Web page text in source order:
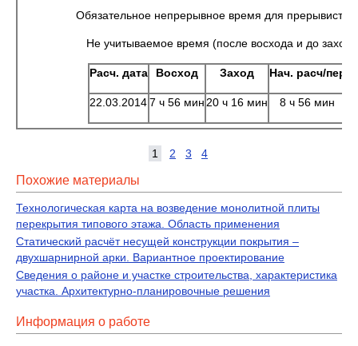
Обязательное непрерывное время для
Не учитываемое время (после восхода и до
Расч. дата Восход Заход Нач. расч/пер
22.03.20147 ч 56 мин 20 ч 16 мин 8 ч 56 мин
1 2 3 4
Похожие материалы
Технологическая карта на возведение монолитной плиты
перекрытия типового этажа. Область применения
Статический расчёт несущей конструкции покрытия –
двухшарнирной арки. Вариантное проектирование
Сведения о районе и участке строительства, характеристика
участка. Архитектурно-планировочные решения
Информация о работе